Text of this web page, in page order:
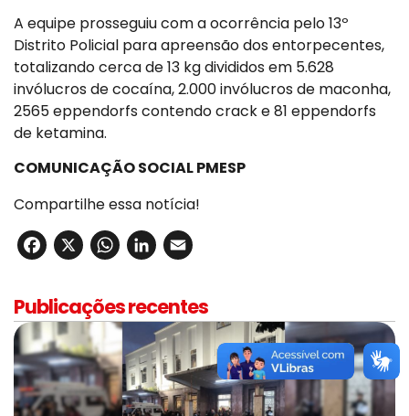
A equipe prosseguiu com a ocorrência pelo 13º
Distrito Policial para apreensão dos entorpecentes,
totalizando cerca de 13 kg divididos em 5.628
invólucros de cocaína, 2.000 invólucros de maconha,
2565 eppendorfs contendo crack e 81 eppendorfs
de ketamina.
COMUNICAÇÃO SOCIAL PMESP
Compartilhe essa notícia!
Facebook
X WhatsApp
LinkedIn
Publicações recentes